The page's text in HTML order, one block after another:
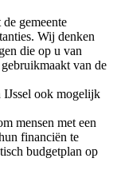
gemeente
Wij denken
die op u van
van de
ook mogelijk
mensen met een
financiën te
budgetplan op